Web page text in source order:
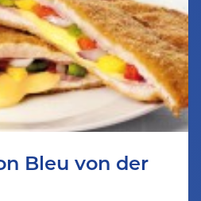
Bleu von der